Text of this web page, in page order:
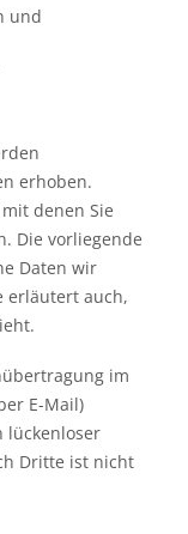
und
erhoben.
denen Sie
Die vorliegende
Daten wir
erläutert auch,
im
E-Mail)
lückenloser
Dritte ist nicht